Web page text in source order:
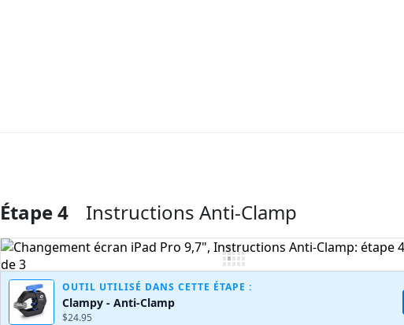
Ajouter un commentaire
Étape 4 Instructions Anti-Clamp
OUTIL UTILISÉ DANS CETTE ÉTAPE :
Clampy - Anti-Clamp
$24.95